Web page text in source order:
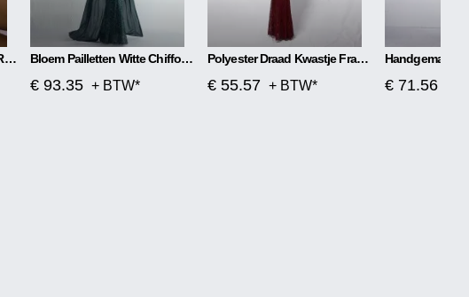
Mouwloze Heup Kunstleer Rits PU Hoge Elastische Ronde Hals Jurk Bloem Pailletten Witte Chiffon Rok Craft Bestellen
€ 93.35 + BTW*
Polyester Draad Kwastje Franje Vissenstaart Banket Elegant
€ 55.57 + BTW* € 71.56